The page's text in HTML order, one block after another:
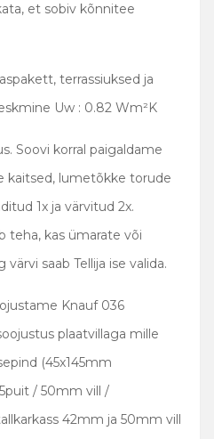
et sobiv kõnnitee
terrassiuksed ja
Uw : 0.82 Wm²K
Soovi korral paigaldame
kaitsed, lumetõkke torude
1x ja värvitud 2x.
teha, kas ümarate või
saab Tellija ise valida.
Knauf 036
plaatvillaga mille
(45x145mm
/ 50mm vill /
42mm ja 50mm vill